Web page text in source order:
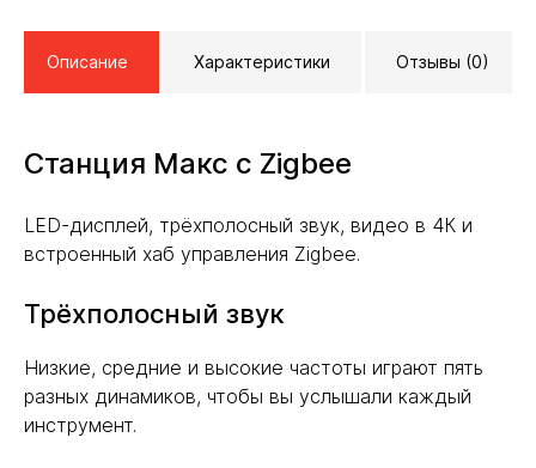
Описание Характеристики Отзывы (0)
Станция Макс с Zigbee
LED-дисплей, трёхполосный звук, видео в 4К и
встроенный хаб управления Zigbee.
Трёхполосный звук
Низкие, средние и высокие частоты играют пять
разных динамиков, чтобы вы услышали каждый
инструмент.